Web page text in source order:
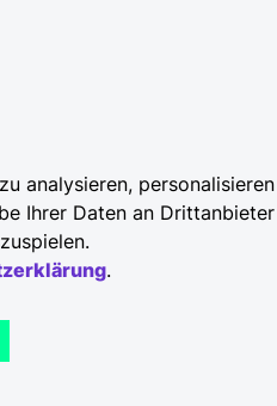
analysieren,
Ihrer Daten an
.